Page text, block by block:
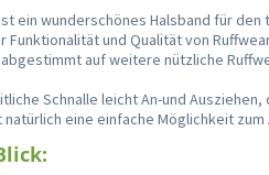
ein wunderschönes Halsband für
und Qualität von
auf weitere nützliche
Schnalle leicht An-und
eine einfache Möglichkeit zum